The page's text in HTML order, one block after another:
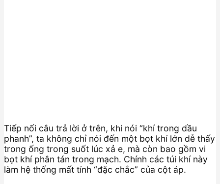
Tiếp nối câu trả lời ở trên, khi nói “khí trong dầu
phanh”, ta không chỉ nói đến một bọt khí lớn dễ thấy
trong ống trong suốt lúc xả e, mà còn bao gồm vi
bọt khí phân tán trong mạch. Chính các túi khí này
làm hệ thống mất tính “đặc chắc” của cột áp.